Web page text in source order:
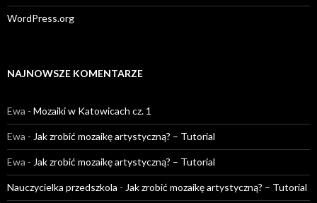
WordPress.org
NAJNOWSZE KOMENTARZE
Ewa - Mozaiki w Katowicach cz. 1
Ewa - Jak zrobić mozaikę artystyczną? – Tutorial
Ewa - Jak zrobić mozaikę artystyczną? – Tutorial
Nauczycielka przedszkola - Jak zrobić mozaikę artystyczną? – Tutorial